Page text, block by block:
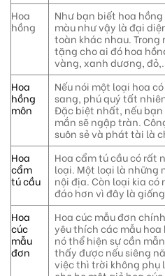
Hoa
hồng
Như bạn biết hoa
màu như vậy là đại
toàn khác nhau.
tặng cho ai đó hoa
vàng, xanh dương,
Hoa
hồng
môn
Nếu nói một loại hoa
sang, phú quý tất
Đặc biệt nhất, nếu bạn
mắn sẽ ngập tràn.
suôn sẻ và phát tài là
Hoa
cẩm
tú cầu
Hoa cẩm tú cầu có rất
loại. Một loại là những
nội địa. Còn loại kia có
đáo hơn vì đây là
Hoa
cúc
mẫu
đơn
Hoa cúc mẫu đơn
yêu thích các mẫu
nó thể hiện sự cần
thấy được nếu siêng
việc thì trời không phụ